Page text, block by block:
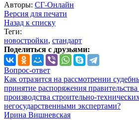
Авторы: СГ-Онлайн
Версия для печати
Назад к списку
Теги:
новостройки, стандарт
Поделиться с друзьями:
Вопрос-ответ
Как отразится на рассмотрении
принятие распоряжения правительства
производства строительно-
негосударственными экспертами?
Ирина Вишневская